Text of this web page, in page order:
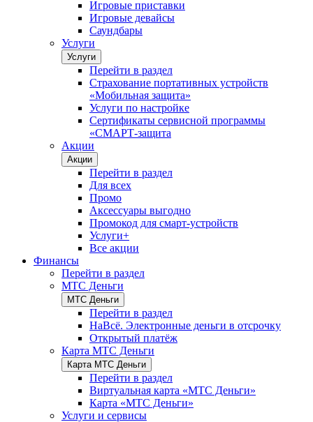
Игровые приставки
Игровые девайсы
Саундбары
Услуги
Услуги
Перейти в раздел
Страхование портативных устройств
«Мобильная защита»
Услуги по настройке
Сертификаты сервисной программы
«СМАРТ-защита
Акции
Акции
Перейти в раздел
Для всех
Промо
Аксессуары выгодно
Промокод для смарт-устройств
Услуги+
Все акции
Финансы
Перейти в раздел
МТС Деньги
МТС Деньги
Перейти в раздел
НаВсё. Электронные деньги в отсрочку
Открытый платёж
Карта МТС Деньги
Карта МТС Деньги
Перейти в раздел
Виртуальная карта «МТС Деньги»
Карта «МТС Деньги»
Услуги и сервисы